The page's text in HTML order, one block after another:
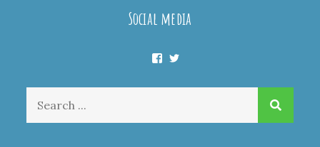
Social media
Facebook